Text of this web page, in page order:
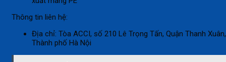
Thông tin liên hệ:
Địa chỉ: Tòa ACCI, số 210 Lê Trọng Tấn, Quận Thanh Xuân,
Thành phố Hà Nội